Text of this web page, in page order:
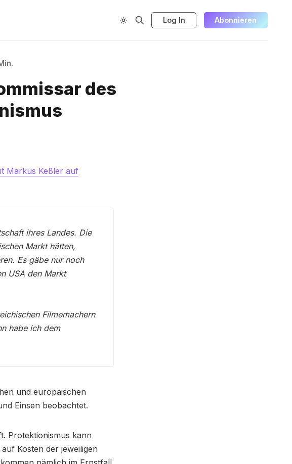
Log In Abonnieren
des
Markus Keßler auf
ihres Landes. Die
Markt hätten,
Es gäbe nur noch
USA den Markt
Filmemachern
habe ich dem
und europäischen
Einsen beobachtet.
Protektionismus kann
Kosten der jeweiligen